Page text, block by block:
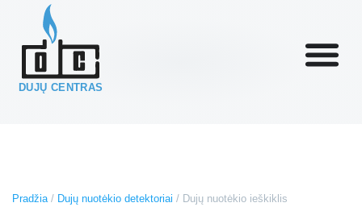
DUJŲ CENTRAS
Pradžia/ Dujų nuotėkio detektoriai / Dujų nuotėkio ieškiklis